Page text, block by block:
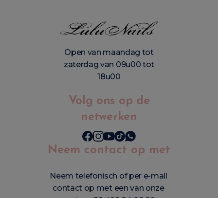
Open van maandag tot
zaterdag van 09u00 tot
18u00
Volg ons op de
netwerken
Neem contact op met
Neem telefonisch of per e-mail
contact op met een van onze